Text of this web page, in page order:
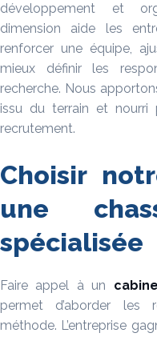
développement et
dimension aide les
renforcer une équipe,
mieux définir les
recherche. Nous
issu du terrain et nourri
recrutement.
Choisir
une
spécialisée
Faire appel à un
permet d’aborder les
méthode. L’entreprise